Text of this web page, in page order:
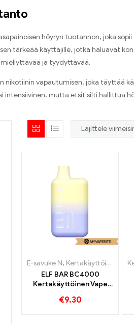
höyryn tuotannon, joka
tärkeää käyttäjille, jotka haluavat
ja tyydyttävää.
nikotiinin vapautumisen, joka täyttää
intensiivinen, mutta etsit silti
E-savuke N, Kertakäyttöiset e-savukkeet
ELF BAR BC4000
Kertakäyttöinen Vape
€9.30